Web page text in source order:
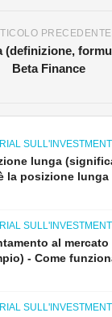
PRECEDENTE
(definizione,
Beta Finance
lunga
la posizione lunga
al
- Come